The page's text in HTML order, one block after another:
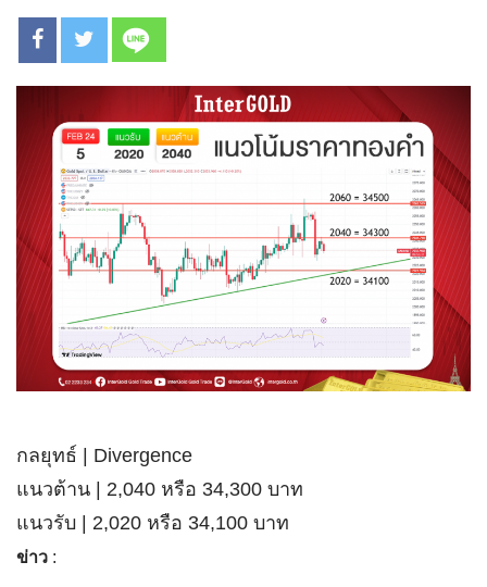
กลยุทธ์ | Divergence
แนวต้าน | 2,040 หรือ 34,300 บาท
แนวรับ | 2,020 หรือ 34,100 บาท
ข่าว :